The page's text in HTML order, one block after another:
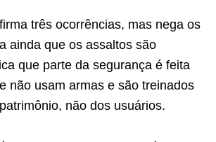
três ocorrências, mas nega os
ainda que os assaltos são
que parte da segurança é feita
não usam armas e são treinados
não dos usuários.